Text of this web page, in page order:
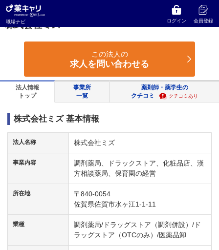
職場ナビ ログイン 会員登録
薬キャリ 職場ナビ
株式会社ミズ
この法人の
求人を問い合わせる
法人情報
トップ
事業所
一覧
薬剤師・薬学生の
クチコミ
クチコミあり
株式会社ミズ 基本情報
法人名称 株式会社ミズ
事業内容
調剤薬局、ドラックストア、化粧品店、漢
方相談薬局、保育園の経営
所在地
〒840-0054
佐賀県佐賀市水ヶ江1-1-11
業種
調剤薬局/ドラッグストア（調剤併設）/ド
ラッグストア（OTCのみ）/医薬品卸